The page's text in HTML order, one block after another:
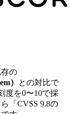
の
）
との対比で
度を0〜10で採
「CVSS 9.8の